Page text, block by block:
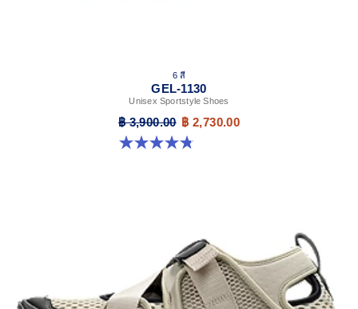
6 สี
GEL-1130
Unisex Sportstyle Shoes
฿ 3,900.00 ฿ 2,730.00
4.8 จาก 5 ดาว 52 รีวิว